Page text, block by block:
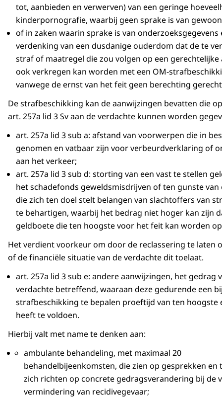
tot, aanbieden en verwerven) van een geringe
kinderpornografie, waarbij geen sprake is van
of in zaken waarin sprake is van onderzoeksgegevens
verdenking van een dusdanige ouderdom dat de te
straf of maatregel die zou volgen op een
ook verkregen kan worden met een OM-
vanwege de ernst van het feit geen berechting
De strafbeschikking kan de aanwijzingen bevatten die
art. 257a lid 3 Sv aan de verdachte kunnen worden
art. 257a lid 3 sub a: afstand van voorwerpen die in
genomen en vatbaar zijn voor verbeurdverklaring of
aan het verkeer;
art. 257a lid 3 sub d: storting van een vast te stellen
het schadefonds geweldsmisdrijven of ten gunste van
die zich ten doel stelt belangen van slachtoffers van
te behartigen, waarbij het bedrag niet hoger kan zijn
geldboete die ten hoogste voor het feit kan worden
Het verdient voorkeur om door de reclassering te laten
of de financiële situatie van de verdachte dit toelaat.
art. 257a lid 3 sub e: andere aanwijzingen, het gedrag
verdachte betreffend, waaraan deze gedurende een
strafbeschikking te bepalen proeftijd van ten hoogste
heeft te voldoen.
Hierbij valt met name te denken aan:
ambulante behandeling, met maximaal 20
behandelbijeenkomsten, die zien op gesprekken en
zich richten op concrete gedragsverandering bij de
vermindering van recidivegevaar;